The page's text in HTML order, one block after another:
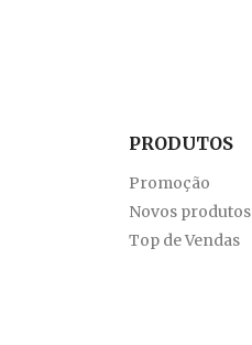
PRODUTOS
Promoção
Novos produtos
Top de Vendas